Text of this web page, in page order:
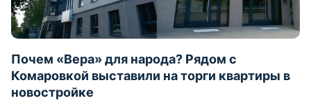
Почем «Вера» для народа? Рядом с
Комаровкой выставили на торги квартиры в
новостройке